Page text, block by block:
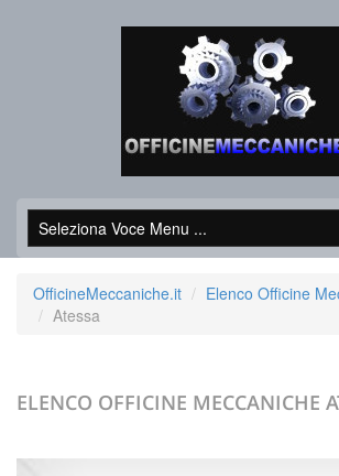
OfficineMeccaniche.it
Elenco Officine
Atessa
ELENCO OFFICINE MECCANICHE